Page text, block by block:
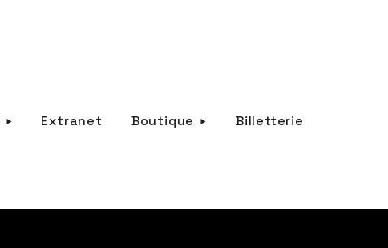
Extranet Boutique Billetterie